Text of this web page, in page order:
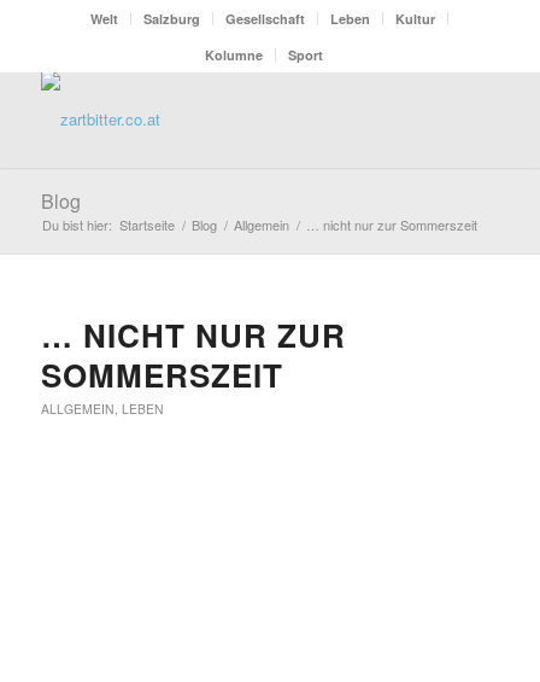
Welt Salzburg Gesellschaft Leben
Kultur
Kolumne
Sport
Blog
Du bist hier: Startseite / Blog / Allgemein / … nicht nur zur Sommerszeit
… NICHT NUR ZUR
SOMMERSZEIT
ALLGEMEIN, LEBEN